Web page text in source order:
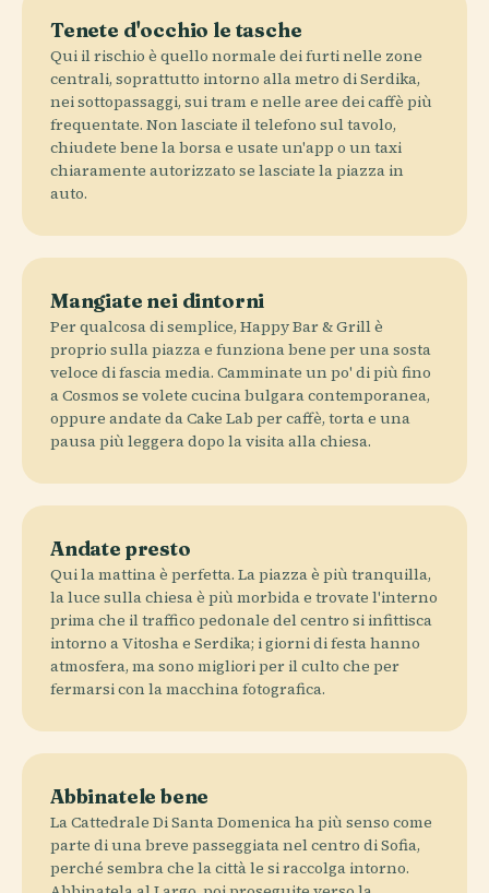
Tenete d'occhio le tasche
Qui il rischio è quello normale dei furti nelle zone
centrali, soprattutto intorno alla metro di Serdika,
nei sottopassaggi, sui tram e nelle aree dei caffè più
frequentate. Non lasciate il telefono sul tavolo,
chiudete bene la borsa e usate un'app o un taxi
chiaramente autorizzato se lasciate la piazza in
auto.
Mangiate nei dintorni
Per qualcosa di semplice, Happy Bar & Grill è
proprio sulla piazza e funziona bene per una sosta
veloce di fascia media. Camminate un po' di più fino
a Cosmos se volete cucina bulgara contemporanea,
oppure andate da Cake Lab per caffè, torta e una
pausa più leggera dopo la visita alla chiesa.
Andate presto
Qui la mattina è perfetta. La piazza è più tranquilla,
la luce sulla chiesa è più morbida e trovate l'interno
prima che il traffico pedonale del centro si infittisca
intorno a Vitosha e Serdika; i giorni di festa hanno
atmosfera, ma sono migliori per il culto che per
fermarsi con la macchina fotografica.
Abbinatele bene
La Cattedrale Di Santa Domenica ha più senso come
parte di una breve passeggiata nel centro di Sofia,
perché sembra che la città le si raccolga intorno.